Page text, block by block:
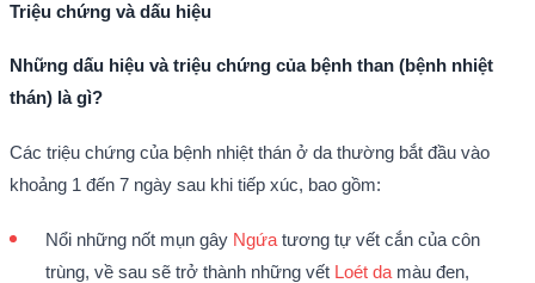
Triệu chứng và dấu hiệu
Những dấu hiệu và triệu chứng của bệnh than (bệnh nhiệt
thán) là gì?
Các triệu chứng của bệnh nhiệt thán ở da thường bắt đầu vào
khoảng 1 đến 7 ngày sau khi tiếp xúc, bao gồm:
Nổi những nốt mụn gây Ngứa tương tự vết cắn của côn
trùng, về sau sẽ trở thành những vết Loét da màu đen,